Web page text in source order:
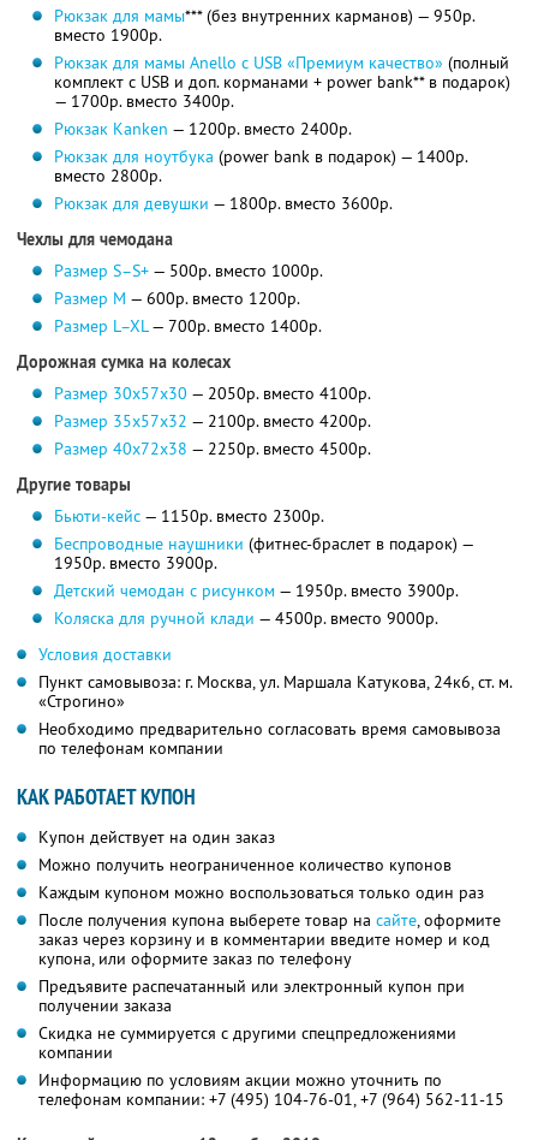
Рюкзак для мамы*** (без внутренних карманов) — 950р.
вместо 1900р.
Рюкзак для мамы Anello с USB «Премиум качество» (полный
комплект с USB и доп. корманами + power bank** в подарок)
— 1700р. вместо 3400р.
Рюкзак Kanken — 1200р. вместо 2400р.
Рюкзак для ноутбука (power bank в подарок) — 1400р.
вместо 2800р.
Рюкзак для девушки — 1800р. вместо 3600р.
Чехлы для чемодана
Размер S–S+— 500р. вместо 1000р.
Размер M — 600р. вместо 1200р.
Размер L–XL— 700р. вместо 1400р.
Дорожная сумка на колесах
Размер 30х57х30 — 2050р. вместо 4100р.
Размер 35х57х32 — 2100р. вместо 4200р.
Размер 40х72х38 — 2250р. вместо 4500р.
Другие товары
Бьюти-кейс— 1150р. вместо 2300р.
Беспроводные наушники (фитнес-браслет в подарок) —
1950р. вместо 3900р.
Детский чемодан с рисунком — 1950р. вместо 3900р.
Коляска для ручной клади — 4500р. вместо 9000р.
Условия доставки
Пункт самовывоза: г. Москва, ул. Маршала Катукова, 24к6, ст. м.
«Строгино»
Необходимо предварительно согласовать время самовывоза
по телефонам компании
КАК РАБОТАЕТ КУПОН
Купон действует на один заказ
Можно получить неограниченное количество купонов
Каждым купоном можно воспользоваться только один раз
После получения купона выберете товар на сайте, оформите
заказ через корзину и в комментарии введите номер и код
купона, или оформите заказ по телефону
Предъявите распечатанный или электронный купон при
получении заказа
Скидка не суммируется с другими спецпредложениями
компании
Информацию по условиям акции можно уточнить по
телефонам компании: +7 (495) 104-76-01, +7 (964) 562-11-15